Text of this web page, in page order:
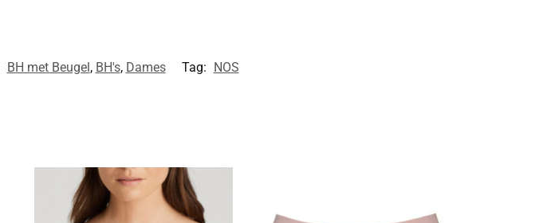
BH met Beugel, BH's, Dames Tag: NOS